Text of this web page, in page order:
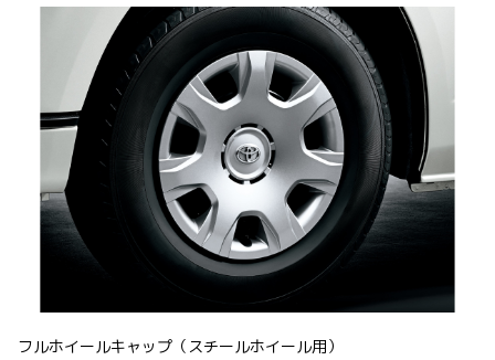
フルホイールキャップ（スチールホイール用）